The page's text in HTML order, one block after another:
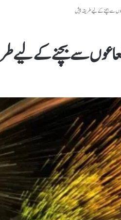
سے بچنے کے لیے طریقہ پیش
سے بچنے کے لیے